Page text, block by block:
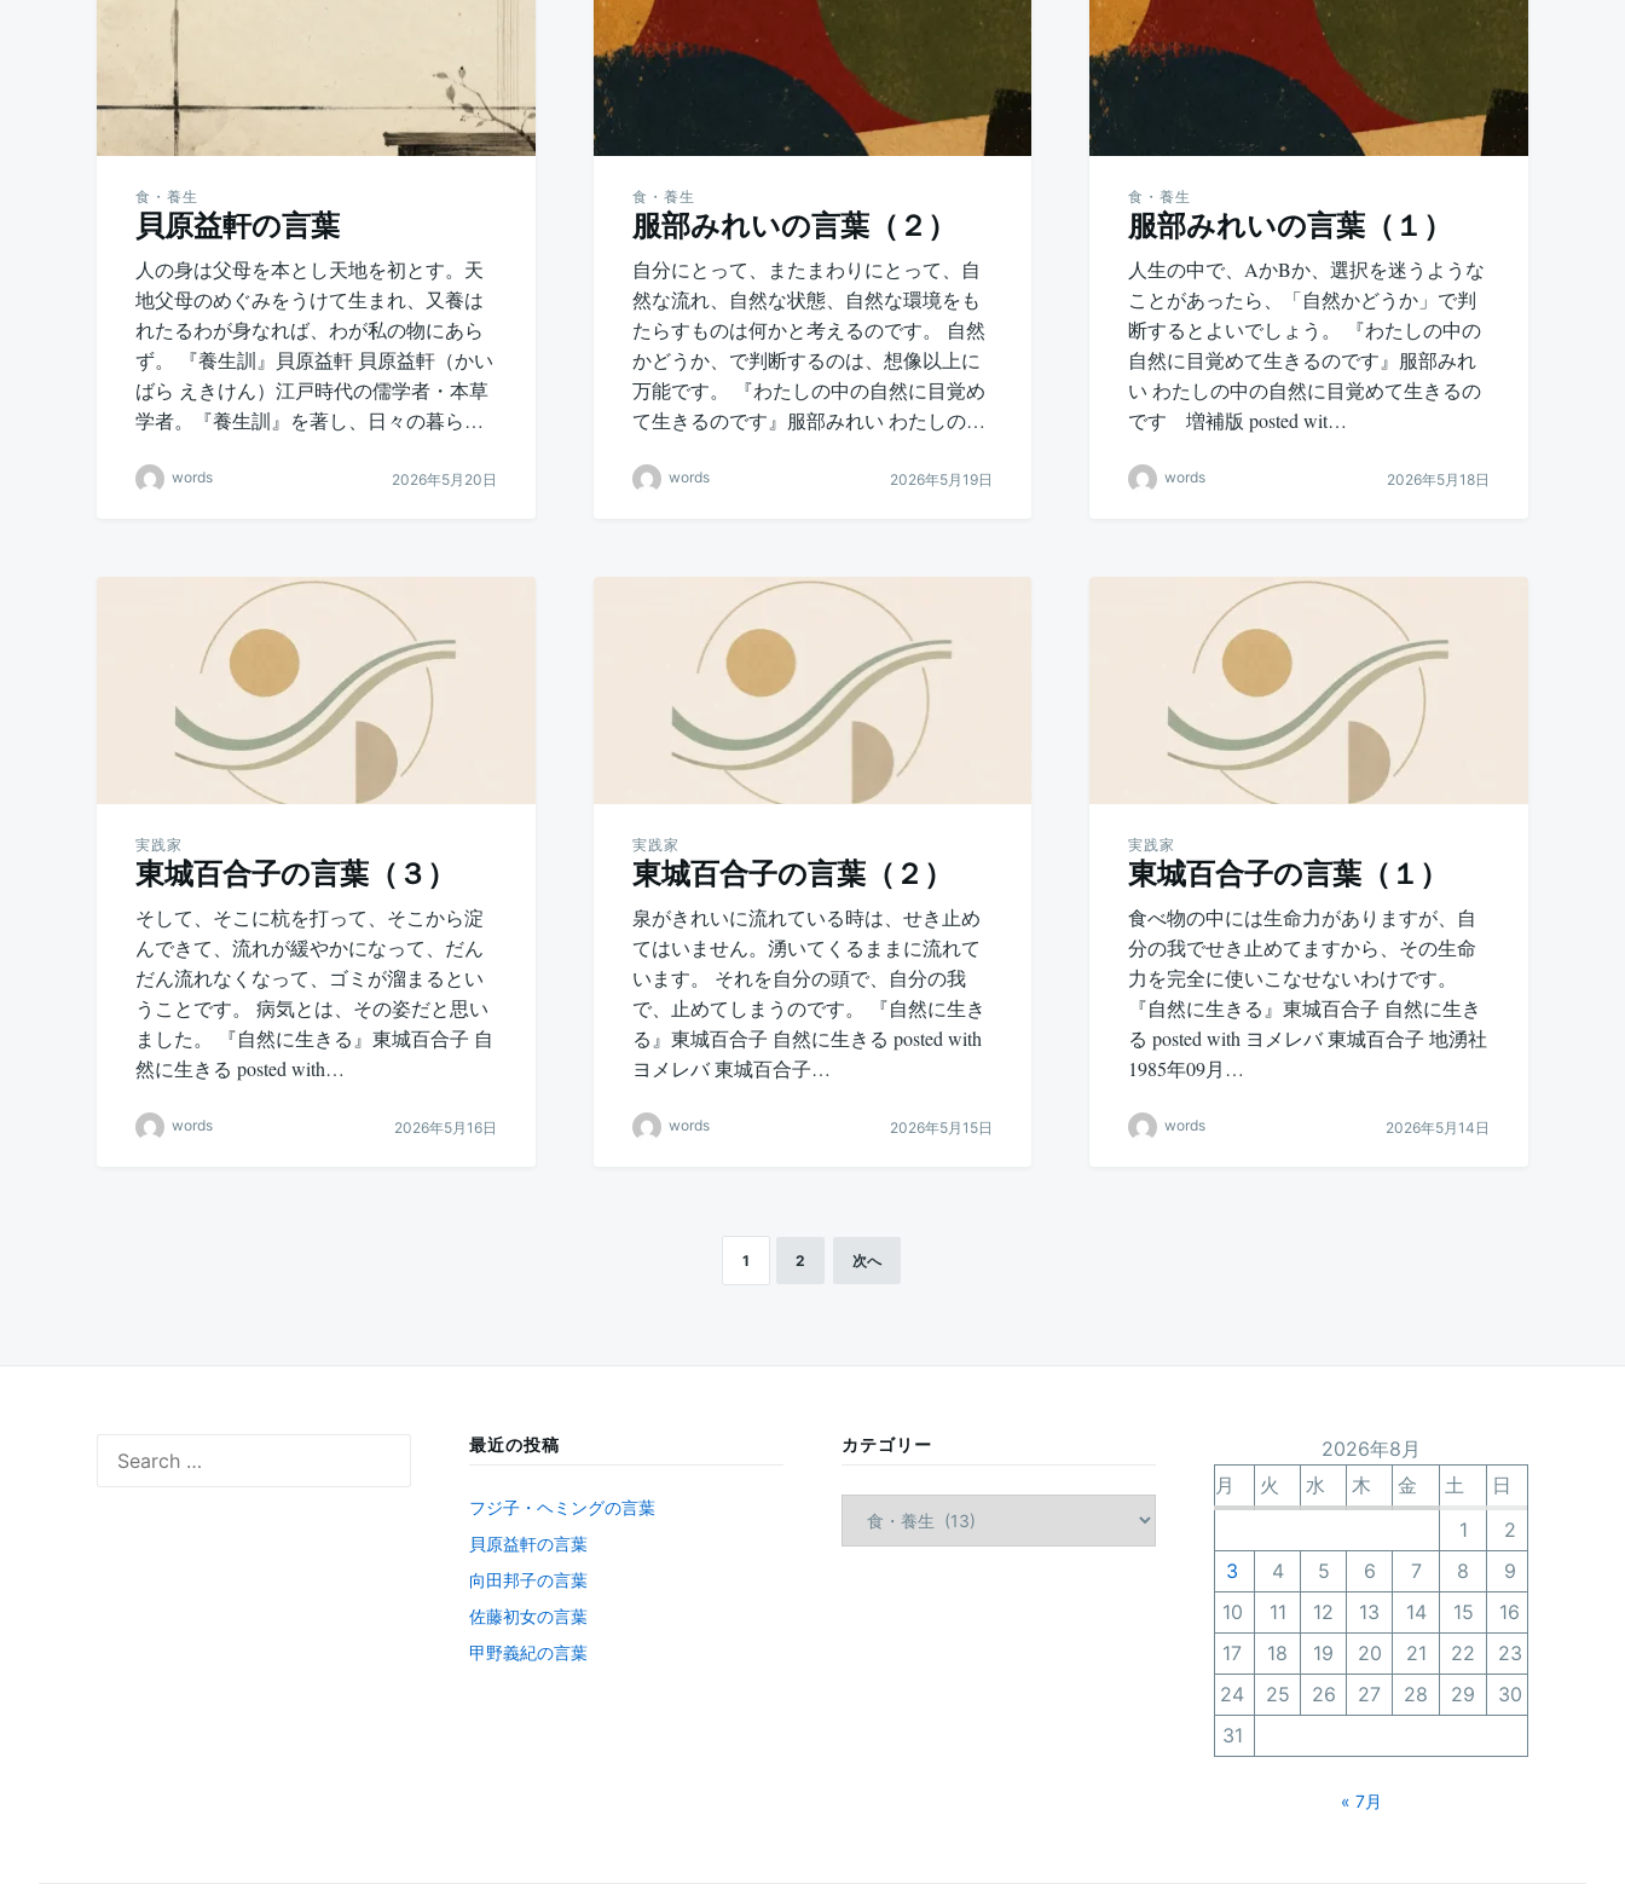
食・養生
貝原益軒の言葉
人の身は父母を本とし天地を初とす。天
地父母のめぐみをうけて生まれ、又養は
れたるわが身なれば、わが私の物にあら
ず。 『養生訓』貝原益軒 貝原益軒（かい
ばら えきけん）江戸時代の儒学者・本草
学者。『養生訓』を著し、日々の暮ら…
words 2026年5月20日
食・養生
服部みれいの言葉（２）
自分にとって、またまわりにとって、自
然な流れ、自然な状態、自然な環境をも
たらすものは何かと考えるのです。 自然
かどうか、で判断するのは、想像以上に
万能です。 『わたしの中の自然に目覚め
て生きるのです』服部みれい わたしの…
words 2026年5月19日
食・養生
服部みれいの言葉（１）
人生の中で、AかBか、選択を迷うような
ことがあったら、「自然かどうか」で判
断するとよいでしょう。 『わたしの中の
自然に目覚めて生きるのです』服部みれ
い わたしの中の自然に目覚めて生きるの
です 増補版 posted wit…
words 2026年5月18日
実践家
東城百合子の言葉（３）
そして、そこに杭を打って、そこから淀
んできて、流れが緩やかになって、だん
だん流れなくなって、ゴミが溜まるとい
うことです。 病気とは、その姿だと思い
ました。 『自然に生きる』東城百合子 自
然に生きる posted with…
words 2026年5月16日
実践家
東城百合子の言葉（２）
泉がきれいに流れている時は、せき止め
てはいません。湧いてくるままに流れて
います。 それを自分の頭で、自分の我
で、止めてしまうのです。 『自然に生き
る』東城百合子 自然に生きる posted with
ヨメレバ 東城百合子…
words 2026年5月15日
実践家
東城百合子の言葉（１）
食べ物の中には生命力がありますが、自
分の我でせき止めてますから、その生命
力を完全に使いこなせないわけです。
『自然に生きる』東城百合子 自然に生き
る posted with ヨメレバ 東城百合子 地湧社
1985年09月…
words 2026年5月14日
送
1 2 次へ
for:
最近の投稿
フジ子・ヘミングの言葉
貝原益軒の言葉
向田邦子の言葉
佐藤初女の言葉
甲野義紀の言葉
カテゴリー
2026年8月
月
火 水 木 金 土
日
1
2
3
4 5 6 7 8
9
10
11 12 13 14 15
16
17
18 19 20 21 22
23
24
25 26 27 28 29
30
31
« 7月